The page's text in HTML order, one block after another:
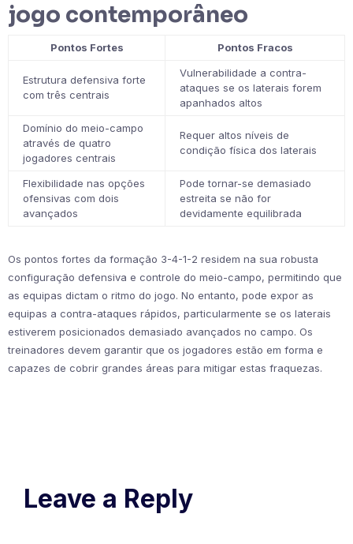
jogo contemporâneo
Pontos Fortes Pontos Fracos
Estrutura defensiva forte
com três centrais
Vulnerabilidade a contra-
ataques se os laterais forem
apanhados altos
Domínio do meio-campo
através de quatro
jogadores centrais
Requer altos níveis de
condição física dos laterais
Flexibilidade nas opções
ofensivas com dois
avançados
Pode tornar-se demasiado
estreita se não for
devidamente equilibrada
Os pontos fortes da formação 3-4-1-2 residem na sua robusta
configuração defensiva e controle do meio-campo, permitindo que
as equipas dictam o ritmo do jogo. No entanto, pode expor as
equipas a contra-ataques rápidos, particularmente se os laterais
estiverem posicionados demasiado avançados no campo. Os
treinadores devem garantir que os jogadores estão em forma e
capazes de cobrir grandes áreas para mitigar estas fraquezas.
Leave a Reply